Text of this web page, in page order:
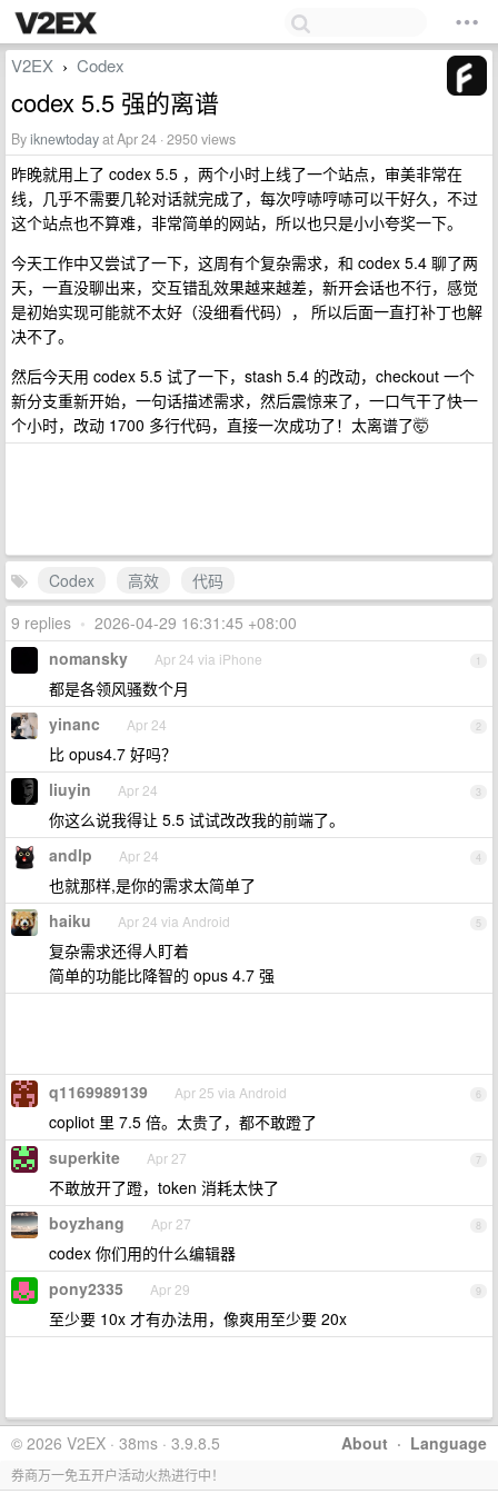
V2EX › Codex
codex 5.5 强的离谱
Byiknewtodayat Apr 24 · 2950 views
昨晚就用上了 codex 5.5 ，两个小时上线了一个站点，审美非常在
线，几乎不需要几轮对话就完成了，每次哼哧哼哧可以干好久，不过
这个站点也不算难，非常简单的网站，所以也只是小小夸奖一下。
今天工作中又尝试了一下，这周有个复杂需求，和 codex 5.4 聊了两
天，一直没聊出来，交互错乱效果越来越差，新开会话也不行，感觉
是初始实现可能就不太好（没细看代码）， 所以后面一直打补丁也解
决不了。
然后今天用 codex 5.5 试了一下，stash 5.4 的改动，checkout 一个
新分支重新开始，一句话描述需求，然后震惊来了，一口气干了快一
个小时，改动 1700 多行代码，直接一次成功了！太离谱了🤯
Codex 高效
代码
9 replies • 2026-04-29 16:31:45 +08:00
1
nomansky Apr 24 via iPhone
都是各领风骚数个月
2
yinanc Apr 24
比 opus4.7 好吗？
3
liuyin Apr 24
你这么说我得让 5.5 试试改改我的前端了。
4
andlp Apr 24
也就那样,是你的需求太简单了
5
haiku Apr 24 via Android
复杂需求还得人盯着
简单的功能比降智的 opus 4.7 强
6
q1169989139 Apr 25 via Android
copliot 里 7.5 倍。太贵了，都不敢蹬了
7
superkite Apr 27
不敢放开了蹬，token 消耗太快了
8
boyzhang Apr 27
codex 你们用的什么编辑器
9
pony2335 Apr 29
至少要 10x 才有办法用，像爽用至少要 20x
About · Language
© 2026 V2EX · 38ms · 3.9.8.5
券商万一免五开户活动火热进行中！